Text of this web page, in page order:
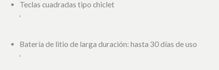
Teclas cuadradas tipo chiclet
‘
Batería de litio de larga duración: hasta 30 días de uso
‘